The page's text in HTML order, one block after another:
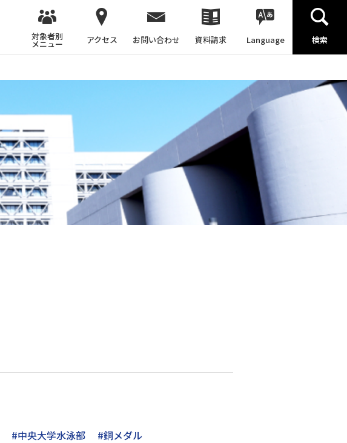
対象者別
メニュー アクセス お問い合わせ 資料請求 Language 検索
#中央大学水泳部
#銅メダル